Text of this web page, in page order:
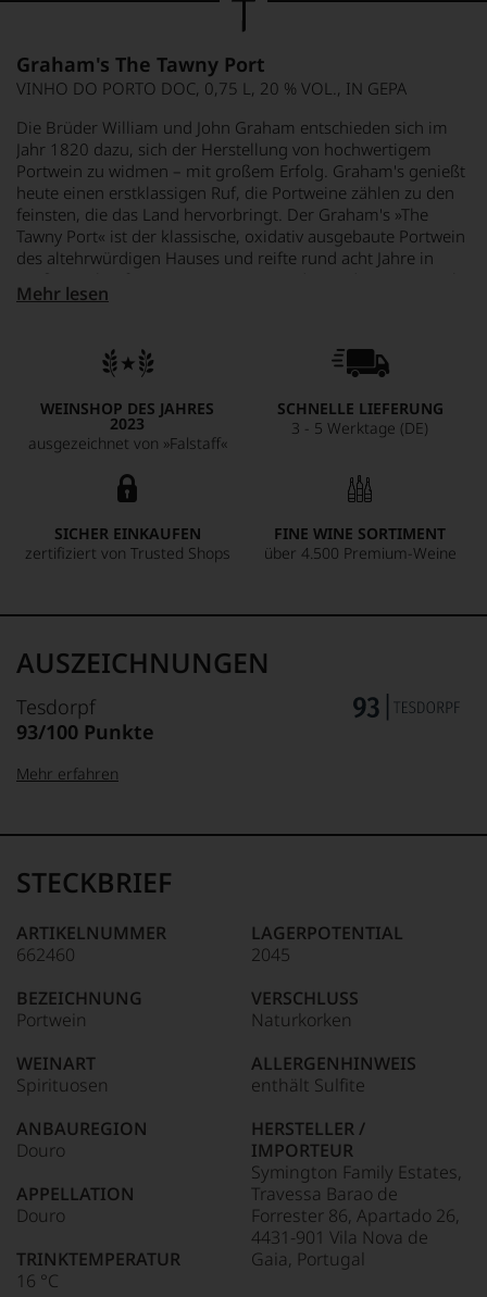
Graham's The Tawny Port
VINHO DO PORTO DOC, 0,75 L, 20 % VOL., IN GEPA
Die Brüder William und John Graham entschieden sich im
Jahr 1820 dazu, sich der Herstellung von hochwertigem
Portwein zu widmen – mit großem Erfolg. Graham's genießt
heute einen erstklassigen Ruf, die Portweine zählen zu den
feinsten, die das Land hervorbringt. Der Graham's »The
Tawny Port« ist der klassische, oxidativ ausgebaute Portwein
des altehrwürdigen Hauses und reifte rund acht Jahre in
mehr aufgefüllt, sodass der Portwein die gesamte Zeit über
gold-bernsteinfarbene, reichhaltige und komplexe Portwein
mit einem weichen Aroma von gerösteten Mandeln,
einem Hauch von Orangenschalen, Ingwer und Zimt. Die
reichhaltigen Aromen sind voll und großzügig mit einem
langen Abgang und passen ideal zum Dessert.
Mehr lesen
WEINSHOP DES JAHRES
2023
ausgezeichnet von »Falstaff«
SCHNELLE LIEFERUNG
3 - 5 Werktage (DE)
SICHER EINKAUFEN
zertifiziert von Trusted Shops
FINE WINE SORTIMENT
über 4.500 Premium-Weine
AUSZEICHNUNGEN
Tesdorpf
93/100 Punkte
95–98 Punkte:
90–94 Punkte:
Unter 85 Punkte:
Name
Tesdorpf
für
»Fine
für
die
edlen
Weine
der
Welt,
kaum
ein
Das
dokumentieren
auch
und
Mehr erfahren
STECKBRIEF
ARTIKELNUMMER
662460
BEZEICHNUNG
Portwein
WEINART
Spirituosen
ANBAUREGION
Douro
APPELLATION
Douro
TRINKTEMPERATUR
16 °C
LAGERPOTENTIAL
2045
VERSCHLUSS
Naturkorken
ALLERGENHINWEIS
enthält Sulfite
HERSTELLER /
IMPORTEUR
Symington Family Estates,
Travessa Barao de
Forrester 86, Apartado 26,
4431-901 Vila Nova de
Gaia, Portugal